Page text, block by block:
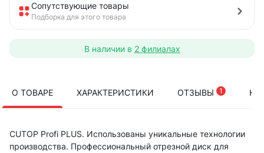
Сопутствующие товары
Подборка для этого товара
В наличии в 2 филиалах
О ТОВАРЕ ХАРАКТЕРИСТИКИ ОТЗЫВЫ 1
CUTOP Profi PLUS. Использованы уникальные технологии
производства. Профессиональный отрезной диск для